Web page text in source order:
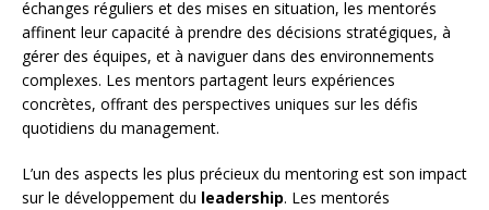
échanges réguliers et des mises en situation, les mentorés
affinent leur capacité à prendre des décisions stratégiques, à
gérer des équipes, et à naviguer dans des environnements
complexes. Les mentors partagent leurs expériences
concrètes, offrant des perspectives uniques sur les défis
quotidiens du management.
L’un des aspects les plus précieux du mentoring est son impact
sur le développement du leadership. Les mentorés